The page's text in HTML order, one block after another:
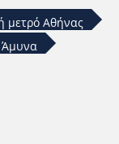
μετρό Αθήνας
Άμυνα